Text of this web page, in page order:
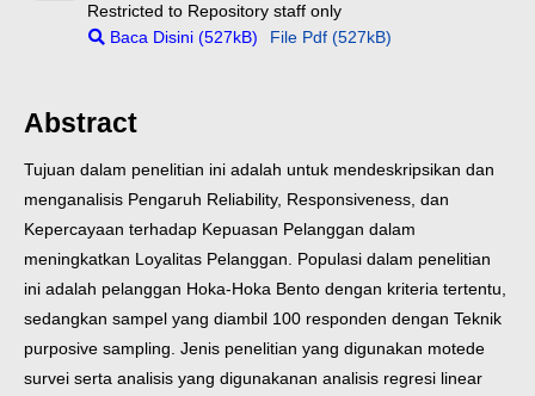
Restricted to Repository staff only
Baca Disini (527kB)
File Pdf (527kB)
Abstract
Tujuan dalam penelitian ini adalah untuk mendeskripsikan dan
menganalisis Pengaruh Reliability, Responsiveness, dan
Kepercayaan terhadap Kepuasan Pelanggan dalam
meningkatkan Loyalitas Pelanggan. Populasi dalam penelitian
ini adalah pelanggan Hoka-Hoka Bento dengan kriteria tertentu,
sedangkan sampel yang diambil 100 responden dengan Teknik
purposive sampling. Jenis penelitian yang digunakan motede
survei serta analisis yang digunakanan analisis regresi linear